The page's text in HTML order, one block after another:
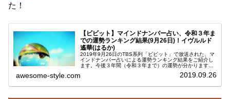
た！
【ビビット】マインドナンバー占い、令和３年ま
での運勢ランキング結果(9月26日)！イヴルルド
遙華(はるか)
2019年9月26日のTBS系列「ビビット」で放送された、マ
インドナンバー占いによる運勢ランキング結果をご紹介し
ます。今後３年間（令和３年まで）の運勢が分かります！
awesome-style.com 2019.09.26